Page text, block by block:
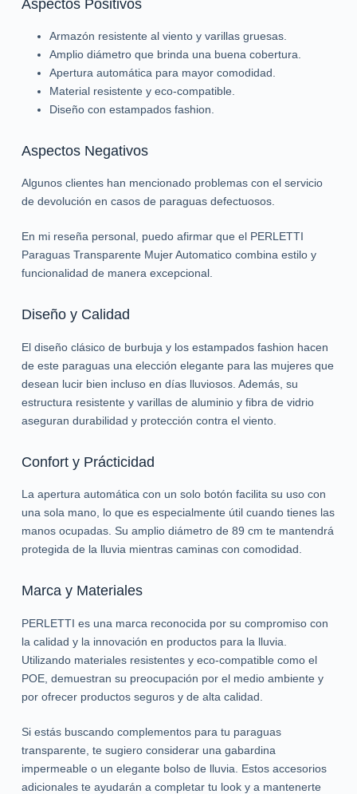
Aspectos Positivos
Armazón resistente al viento y varillas gruesas.
Amplio diámetro que brinda una buena cobertura.
Apertura automática para mayor comodidad.
Material resistente y eco-compatible.
Diseño con estampados fashion.
Aspectos Negativos
Algunos clientes han mencionado problemas con el servicio
de devolución en casos de paraguas defectuosos.
En mi reseña personal, puedo afirmar que el PERLETTI
Paraguas Transparente Mujer Automatico combina estilo y
funcionalidad de manera excepcional.
Diseño y Calidad
El diseño clásico de burbuja y los estampados fashion hacen
de este paraguas una elección elegante para las mujeres que
desean lucir bien incluso en días lluviosos. Además, su
estructura resistente y varillas de aluminio y fibra de vidrio
aseguran durabilidad y protección contra el viento.
Confort y Prácticidad
La apertura automática con un solo botón facilita su uso con
una sola mano, lo que es especialmente útil cuando tienes las
manos ocupadas. Su amplio diámetro de 89 cm te mantendrá
protegida de la lluvia mientras caminas con comodidad.
Marca y Materiales
PERLETTI es una marca reconocida por su compromiso con
la calidad y la innovación en productos para la lluvia.
Utilizando materiales resistentes y eco-compatible como el
POE, demuestran su preocupación por el medio ambiente y
por ofrecer productos seguros y de alta calidad.
Si estás buscando complementos para tu paraguas
transparente, te sugiero considerar una gabardina
impermeable o un elegante bolso de lluvia. Estos accesorios
adicionales te ayudarán a completar tu look y a mantenerte